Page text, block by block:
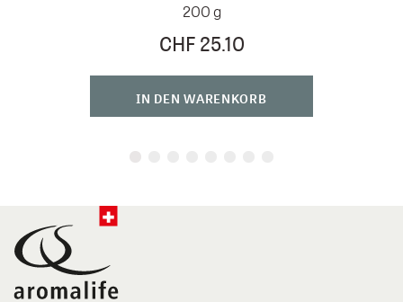
200 g
CHF 25.10
IN DEN WARENKORB